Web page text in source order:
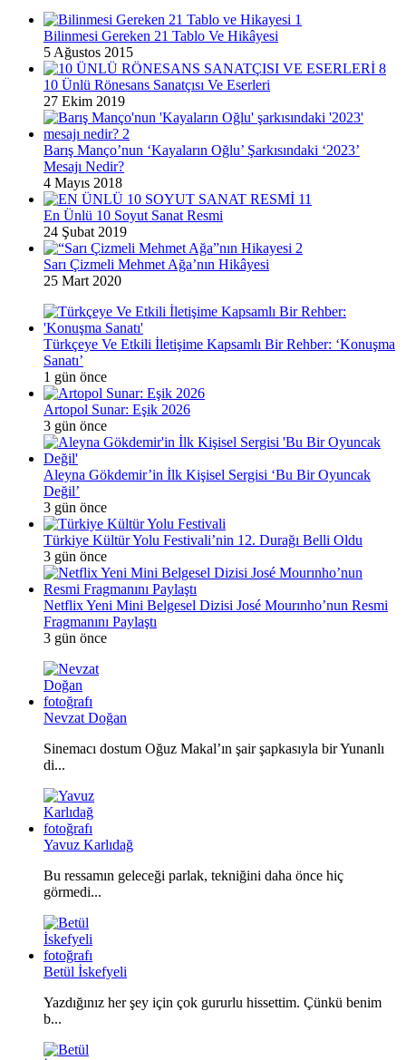
Bilinmesi Gereken 21 Tablo Ve Hikâyesi
5 Ağustos 2015
10 Ünlü Rönesans Sanatçısı Ve Eserleri
27 Ekim 2019
Barış Manço’nun ‘Kayaların Oğlu’ Şarkısındaki ‘2023’
Mesajı Nedir?
4 Mayıs 2018
En Ünlü 10 Soyut Sanat Resmi
24 Şubat 2019
Sarı Çizmeli Mehmet Ağa’nın Hikâyesi
25 Mart 2020
Türkçeye Ve Etkili İletişime Kapsamlı Bir Rehber: ‘Konuşma
Sanatı’
1 gün önce
Artopol Sunar: Eşik 2026
3 gün önce
Aleyna Gökdemir’in İlk Kişisel Sergisi ‘Bu Bir Oyuncak
Değil’
3 gün önce
Türkiye Kültür Yolu Festivali’nin 12. Durağı Belli Oldu
3 gün önce
Netflix Yeni Mini Belgesel Dizisi José Mourınho’nun Resmi
Fragmanını Paylaştı
3 gün önce
Nevzat Doğan
Sinemacı dostum Oğuz Makal’ın şair şapkasıyla bir Yunanlı
di...
Yavuz Karlıdağ
Bu ressamın geleceği parlak, tekniğini daha önce hiç
görmedi...
Betül İskefyeli
Yazdığınız her şey için çok gururlu hissettim. Çünkü benim
b...